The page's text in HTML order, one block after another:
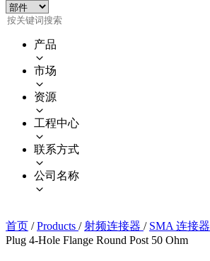
产品
市场
资源
工程中心
联系方式
公司名称
首页 / Products / 射频连接器 / SMA 连接器
Plug 4-Hole Flange Round Post 50 Ohm